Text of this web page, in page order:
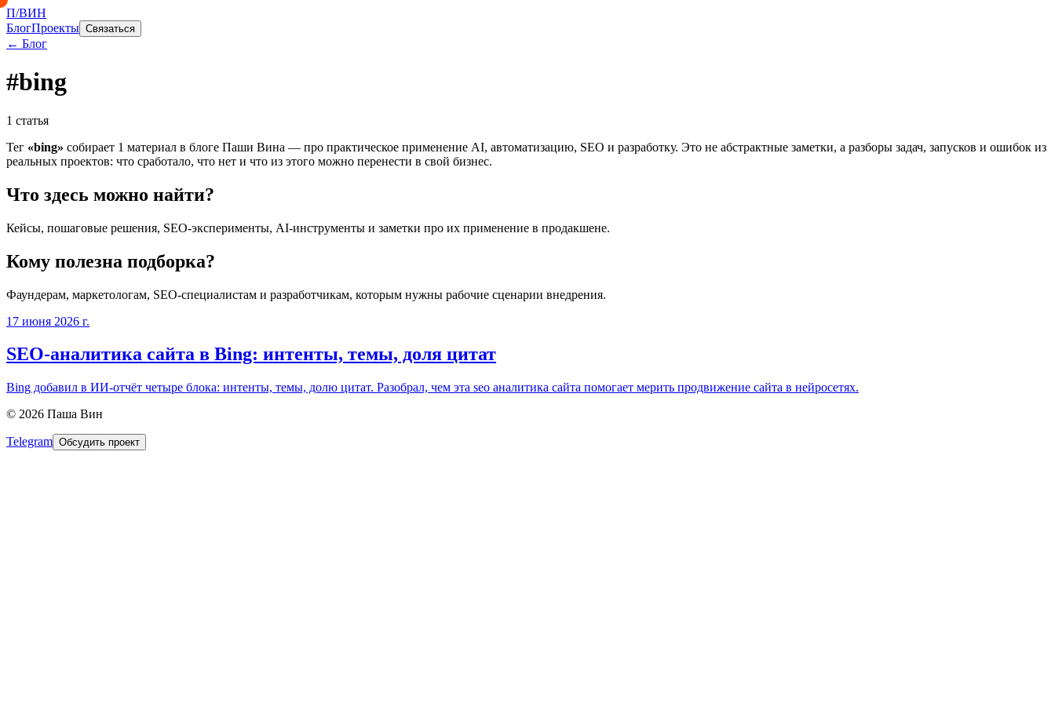
П/ВИН
БлогПроекты Связаться
← Блог
#bing
1 статья
Тег «bing» собирает 1 материал в блоге Паши Вина — про практическое применение AI, автоматизацию, SEO и разработку. Это не абстрактные заметки, а разборы задач, запусков и ошибок из
реальных проектов: что сработало, что нет и что из этого можно перенести в свой бизнес.
Что здесь можно найти?
Кейсы, пошаговые решения, SEO-эксперименты, AI-инструменты и заметки про их применение в продакшене.
Кому полезна подборка?
Фаундерам, маркетологам, SEO-специалистам и разработчикам, которым нужны рабочие сценарии внедрения.
17 июня 2026 г.
SEO-аналитика сайта в Bing: интенты, темы, доля цитат
Bing добавил в ИИ-отчёт четыре блока: интенты, темы, долю цитат. Разобрал, чем эта seo аналитика сайта помогает мерить продвижение сайта в нейросетях.
© 2026 Паша Вин
Telegram Обсудить проект